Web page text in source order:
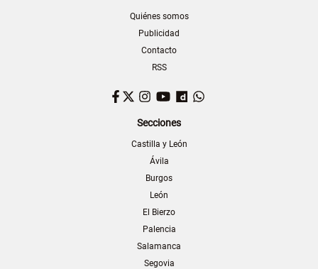
Quiénes somos
Publicidad
Contacto
RSS
Facebook
TwitterInstagram
YouTubeDailymotion
Secciones
Castilla y León
Ávila
Burgos
León
El Bierzo
Palencia
Salamanca
Segovia